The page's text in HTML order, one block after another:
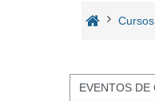
Cursos
Categorias de Cursos